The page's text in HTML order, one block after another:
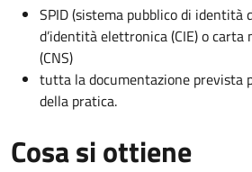
SPID (sistema pubblico di identità
d’identità elettronica (CIE) o carta
(CNS)
tutta la documentazione prevista
della pratica.
Cosa si ottiene